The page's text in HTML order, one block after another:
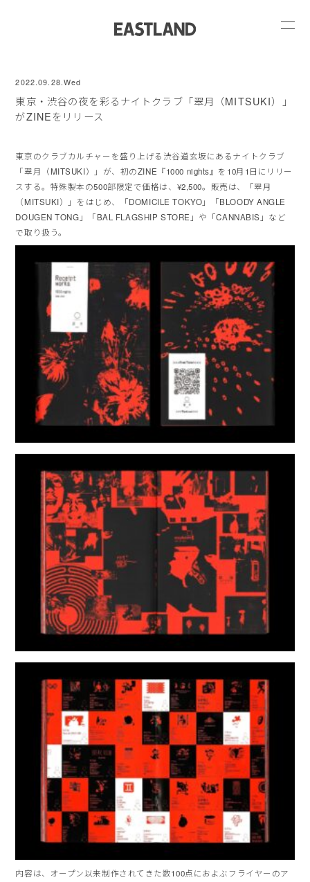
2022.09.28.Wed
東京・渋谷の夜を彩るナイトクラブ「翠月（MITSUKI）」
がZINEをリリース
東京のクラブカルチャーを盛り上げる渋谷道玄坂にあるナイトクラブ
「翠月（MITSUKI）」が、初のZINE『1000 nights』を10月1日にリリー
スする。特殊製本の500部限定で価格は、¥2,500。販売は、「翠月
（MITSUKI）」をはじめ、「DOMICILE TOKYO」「BLOODY ANGLE
DOUGEN TONG」「BAL FLAGSHIP STORE」や「CANNABIS」など
で取り扱う。
内容は、オープン以来制作されてきた数100点におよぶフライヤーのア